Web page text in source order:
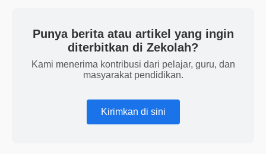
Punya berita atau artikel yang ingin
diterbitkan di Zekolah?
Kami menerima kontribusi dari pelajar, guru, dan
masyarakat pendidikan.
Kirimkan di sini